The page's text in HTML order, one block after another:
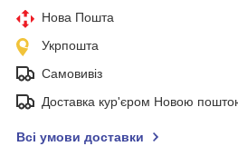
Нова Пошта
Укрпошта
Самовивіз
Доставка кур'єром Новою
Всі умови доставки